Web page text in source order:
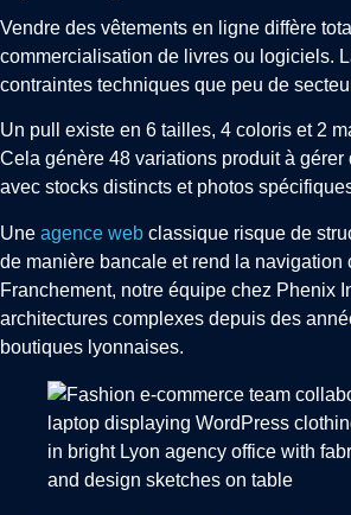
Vendre des vêtements en ligne diffère
commercialisation de livres ou logiciels.
contraintes techniques que peu de
Un pull existe en 6 tailles, 4 coloris et 2
Cela génère 48 variations produit à gérer
avec stocks distincts et photos
Une agence web classique risque de
de manière bancale et rend la navigation
Franchement, notre équipe chez Phenix
architectures complexes depuis des
boutiques lyonnaises.